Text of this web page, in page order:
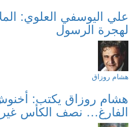
علي اليوسفي العلوي:
لهجرة الرسول
هشام روزاق
هشام روزاق يكتب:
الفارغ… نصف الكأس غير